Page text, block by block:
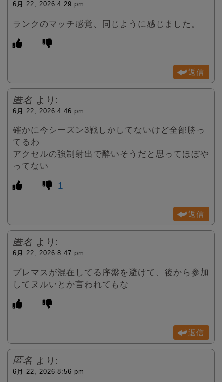
6月 22, 2026 4:29 pm
ランクのマッチ感覚、同じように感じました。
返信
匿名 より:
6月 22, 2026 4:46 pm
確かに今シーズン3戦しかしてないけど全部勝っ
てるわ
アクセルの強制射出で酔いそうだと思ってほぼや
ってない
1
返信
匿名 より:
6月 22, 2026 8:47 pm
プレマスが混在してる序盤を避けて、後から参加
してヌルいとか言われてもな
返信
匿名 より:
6月 22, 2026 8:56 pm